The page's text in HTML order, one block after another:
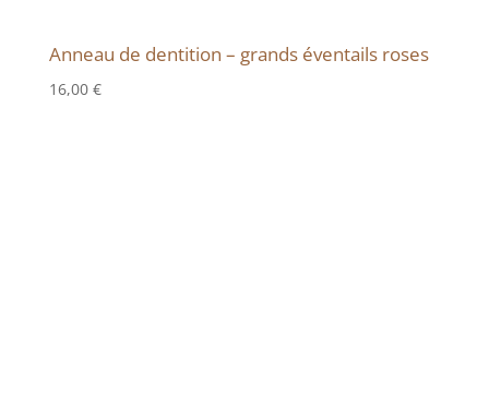
Anneau de dentition – grands éventails roses
16,00 €